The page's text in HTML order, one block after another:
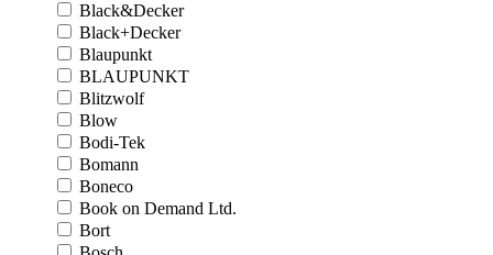
Black&Decker
Black+Decker
Blaupunkt
BLAUPUNKT
Blitzwolf
Blow
Bodi-Tek
Bomann
Boneco
Book on Demand Ltd.
Bort